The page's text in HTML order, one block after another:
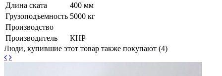
Длина ската
400 мм
Грузоподъемность 5000 кг
Производство
Производитель
КНР
Люди, купившие этот товар также покупают (4)